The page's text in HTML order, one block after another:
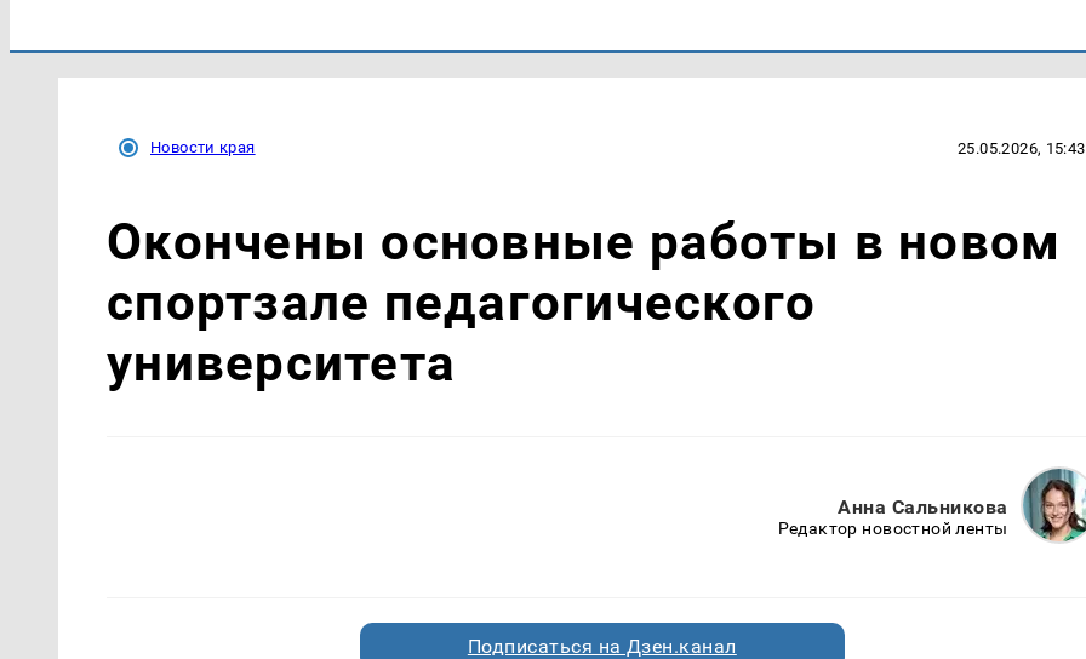
Новости края 25.05.2026, 15:43
Окончены основные работы в новом
спортзале педагогического
университета
Анна Сальникова
Редактор новостной ленты
Подписаться на Дзен.канал